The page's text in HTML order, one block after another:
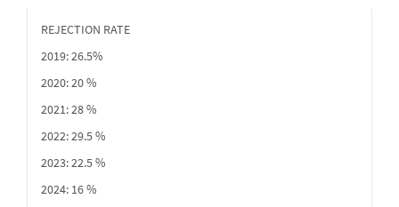
REJECTION RATE
2019: 26.5%
2020: 20 %
2021: 28 %
2022: 29.5 %
2023: 22.5 %
2024: 16 %